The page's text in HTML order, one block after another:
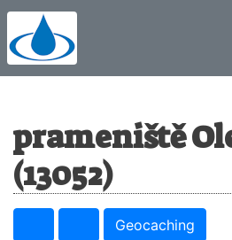
prameniště
(13052)
Geocaching